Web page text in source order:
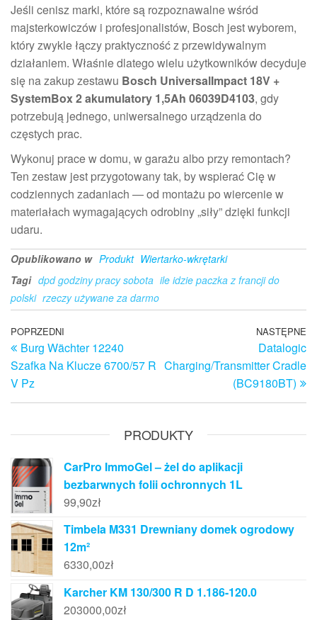
Jeśli cenisz marki, które są rozpoznawalne wśród
majsterkowiczów i profesjonalistów, Bosch jest wyborem,
który zwykle łączy praktyczność z przewidywalnym
działaniem. Właśnie dlatego wielu użytkowników decyduje
się na zakup zestawu Bosch UniversalImpact 18V +
SystemBox 2 akumulatory 1,5Ah 06039D4103, gdy
potrzebują jednego, uniwersalnego urządzenia do
częstych prac.
Wykonuj prace w domu, w garażu albo przy remontach?
Ten zestaw jest przygotowany tak, by wspierać Cię w
codziennych zadaniach — od montażu po wiercenie w
materiałach wymagających odrobiny „siły” dzięki funkcji
udaru.
Opublikowano w Produkt Wiertarko-wkrętarki
Tagi dpd godziny pracy sobota ile idzie paczka z francji do
polski rzeczy używane za darmo
Nawigacja
wpisu
Poprzedni
wpis
POPRZEDNI
Burg Wächter 12240
Szafka Na Klucze 6700/57 R
V Pz
NASTĘPNE
Datalogic
Charging/Transmitter Cradle
(BC9180BT)
PRODUKTY
CarPro ImmoGel – żel do aplikacji
bezbarwnych folii ochronnych 1L
99,90zł
Timbela M331 Drewniany domek ogrodowy
12m²
6330,00zł
Karcher KM 130/300 R D 1.186-120.0
203000,00zł